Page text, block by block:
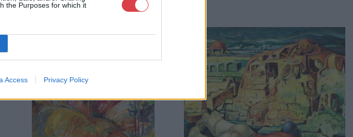
the Purposes for which it
Access Privacy Policy